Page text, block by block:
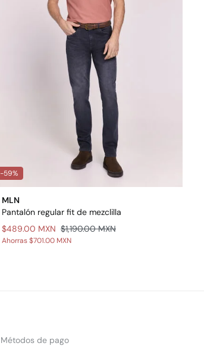
-59%
MLN
Pantalón regular fit de mezclilla
$489.00 MXN $1,190.00 MXN
Ahorras$701.00 MXN
Métodos de pago